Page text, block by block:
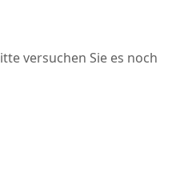
versuchen Sie es noch